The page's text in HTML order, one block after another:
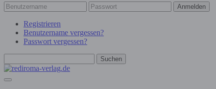
Anmelden
Registrieren
Benutzername vergessen?
Passwort vergessen?
Suchen